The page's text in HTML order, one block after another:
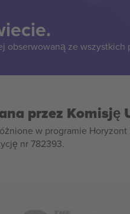
obserwowaną ze
przez Komisję
w programie
nr 782393.